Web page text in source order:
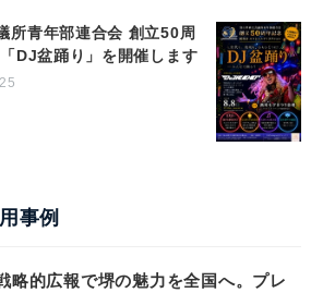
所青年部連合会 創立50周
DJ盆踊り」を開催します
事例
略的広報で堺の魅力を全国へ。プレ